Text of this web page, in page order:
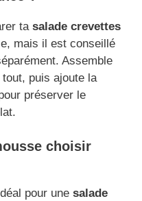
ta salade crevettes
mais il est conseillé
Assemble
puis ajoute la
préserver le
choisir
pour une salade